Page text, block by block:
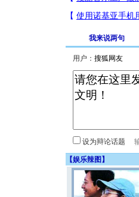
我来说两句
用户：
设为辩论话题
【娱乐辣图 】